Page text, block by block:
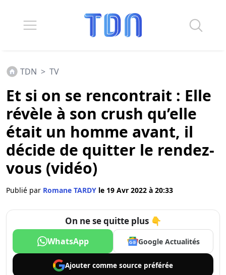
TDN > TV
Et si on se rencontrait : Elle
révèle à son crush qu’elle
était un homme avant, il
décide de quitter le rendez-
vous (vidéo)
Publié par Romane TARDY le 19 Avr 2022 à 20:33
On ne se quitte plus 👇
WhatsApp Google Actualités
Ajouter comme source préférée